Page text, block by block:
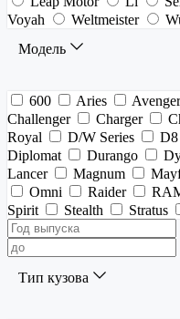
Voyah
Weltmeister
Модель
600 Aries Avenger
Challenger
Charger
Royal
D/W Series D8
Diplomat
Durango
Lancer
Magnum
Omni
Raider
Spirit
Stealth Stratus
Тип кузова